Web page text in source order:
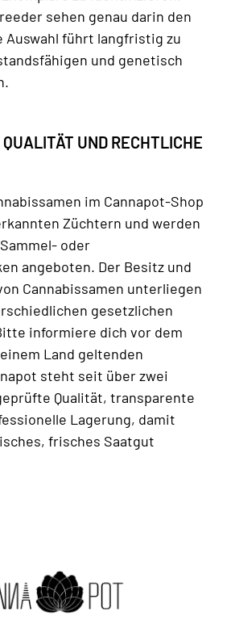
sehen genau darin den
Auswahl führt langfristig zu
und genetisch
UND RECHTLICHE
im Cannapot-Shop
Züchtern und werden
oder
angeboten. Der Besitz und
Cannabissamen unterliegen
gesetzlichen
informiere dich vor dem
Land geltenden
steht seit über zwei
Qualität, transparente
Lagerung, damit
frisches Saatgut